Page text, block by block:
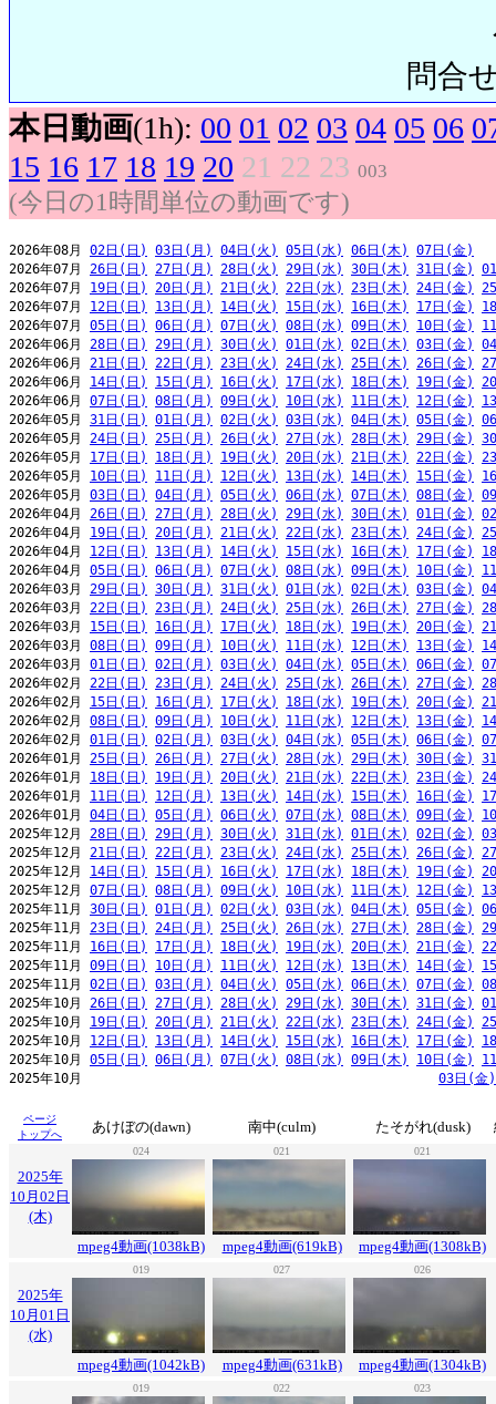
問合
本日動画(1h): 00 01 02 03 04 05 06
15 16 17 18 19 20 21 22 23 003
(今日の1時間単位の動画です)
2026年08月 02日(日) 03日(月) 04日(火) 05日(水) 06日(木)
07日(金)
2026年07月 26日(日) 27日(月) 28日(火) 29日(水) 30日(木) 31日(金)
2026年07月 19日(日) 20日(月) 21日(火) 22日(水) 23日(木) 24日(金)
2026年07月 12日(日) 13日(月) 14日(火) 15日(水) 16日(木) 17日(金)
2026年07月 05日(日) 06日(月) 07日(火) 08日(水) 09日(木) 10日(金)
2026年06月 28日(日) 29日(月) 30日(火) 01日(水) 02日(木) 03日(金)
2026年06月 21日(日) 22日(月) 23日(火) 24日(水) 25日(木) 26日(金)
2026年06月 14日(日) 15日(月) 16日(火) 17日(水) 18日(木) 19日(金)
2026年06月 07日(日) 08日(月) 09日(火) 10日(水) 11日(木) 12日(金)
2026年05月 31日(日) 01日(月) 02日(火) 03日(水) 04日(木) 05日(金)
2026年05月 24日(日) 25日(月) 26日(火) 27日(水) 28日(木) 29日(金)
2026年05月 17日(日) 18日(月) 19日(火) 20日(水) 21日(木) 22日(金)
2026年05月 10日(日) 11日(月) 12日(火) 13日(水) 14日(木) 15日(金)
2026年05月 03日(日) 04日(月) 05日(火) 06日(水) 07日(木) 08日(金)
2026年04月 26日(日) 27日(月) 28日(火) 29日(水) 30日(木) 01日(金)
2026年04月 19日(日) 20日(月) 21日(火) 22日(水) 23日(木) 24日(金)
2026年04月 12日(日) 13日(月) 14日(火) 15日(水) 16日(木) 17日(金)
2026年04月 05日(日) 06日(月) 07日(火) 08日(水) 09日(木) 10日(金)
2026年03月 29日(日) 30日(月) 31日(火) 01日(水) 02日(木) 03日(金)
2026年03月 22日(日) 23日(月) 24日(火) 25日(水) 26日(木) 27日(金)
2026年03月 15日(日) 16日(月) 17日(火) 18日(水) 19日(木) 20日(金)
2026年03月 08日(日) 09日(月) 10日(火) 11日(水) 12日(木) 13日(金)
2026年03月 01日(日) 02日(月) 03日(火) 04日(水) 05日(木) 06日(金)
2026年02月 22日(日) 23日(月) 24日(火) 25日(水) 26日(木) 27日(金)
2026年02月 15日(日) 16日(月) 17日(火) 18日(水) 19日(木) 20日(金)
2026年02月 08日(日) 09日(月) 10日(火) 11日(水) 12日(木) 13日(金)
2026年02月 01日(日) 02日(月) 03日(火) 04日(水) 05日(木) 06日(金)
2026年01月 25日(日) 26日(月) 27日(火) 28日(水) 29日(木) 30日(金)
2026年01月 18日(日) 19日(月) 20日(火) 21日(水) 22日(木) 23日(金)
2026年01月 11日(日) 12日(月) 13日(火) 14日(水) 15日(木) 16日(金)
2026年01月 04日(日) 05日(月) 06日(火) 07日(水) 08日(木) 09日(金)
2025年12月 28日(日) 29日(月) 30日(火) 31日(水) 01日(木) 02日(金)
2025年12月 21日(日) 22日(月) 23日(火) 24日(水) 25日(木) 26日(金)
2025年12月 14日(日) 15日(月) 16日(火) 17日(水) 18日(木) 19日(金)
2025年12月 07日(日) 08日(月) 09日(火) 10日(水) 11日(木) 12日(金)
2025年11月 30日(日) 01日(月) 02日(火) 03日(水) 04日(木) 05日(金)
2025年11月 23日(日) 24日(月) 25日(火) 26日(水) 27日(木) 28日(金)
2025年11月 16日(日) 17日(月) 18日(火) 19日(水) 20日(木) 21日(金)
2025年11月 09日(日) 10日(月) 11日(火) 12日(水) 13日(木) 14日(金)
2025年11月 02日(日) 03日(月) 04日(火) 05日(水) 06日(木) 07日(金)
2025年10月 26日(日) 27日(月) 28日(火) 29日(水) 30日(木) 31日(金)
2025年10月 19日(日) 20日(月) 21日(火) 22日(水) 23日(木) 24日(金)
2025年10月 12日(日) 13日(月) 14日(火) 15日(水) 16日(木) 17日(金)
2025年10月 05日(日) 06日(月) 07日(火) 08日(水) 09日(木) 10日(金)
2025年10月 03日(金)
ページ
トップへ
あけぼの(dawn) 南中(culm) たそがれ(dusk)
024 021 021
2025年
10月02日
(木)
mpeg4動画(1038kB)
mpeg4動画(619kB) mpeg4動画(1308kB)
019 027 026
2025年
10月01日
(水)
mpeg4動画(1042kB)
mpeg4動画(631kB) mpeg4動画(1304kB)
019 022 023